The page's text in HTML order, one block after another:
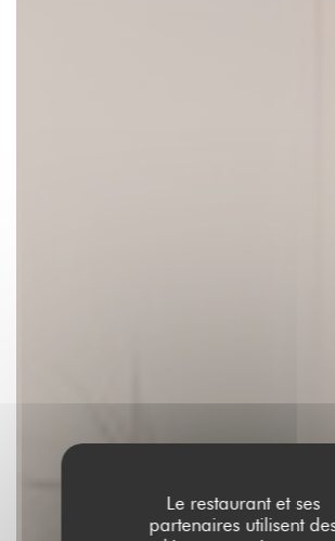
Le restaurant et ses
partenaires utilisent